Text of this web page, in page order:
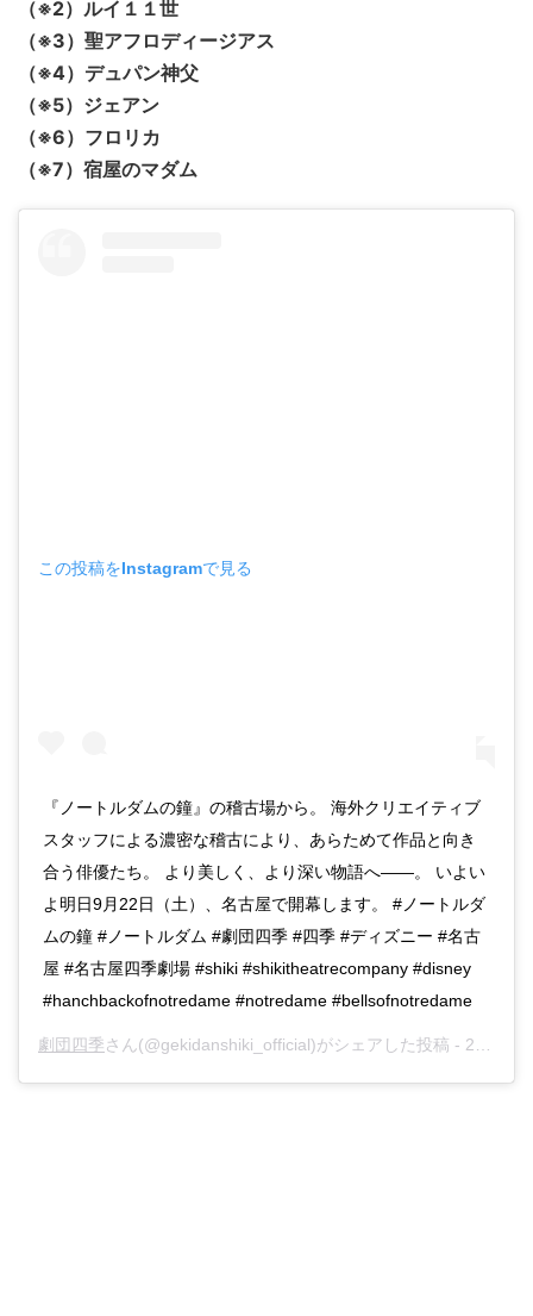
（※2）ルイ１１世
（※3）聖アフロディージアス
（※4）デュパン神父
（※5）ジェアン
（※6）フロリカ
（※7）宿屋のマダム
この投稿をInstagramで見る
『ノートルダムの鐘』の稽古場から。 海外クリエイティブ
スタッフによる濃密な稽古により、あらためて作品と向き
合う俳優たち。 より美しく、より深い物語へ――。 いよい
よ明日9月22日（土）、名古屋で開幕します。 #ノートルダ
ムの鐘 #ノートルダム #劇団四季 #四季 #ディズニー #名古
屋 #名古屋四季劇場 #shiki #shikitheatrecompany #disney
#hanchbackofnotredame #notredame #bellsofnotredame
劇団四季さん(@gekidanshiki_official)がシェアした投稿 - 2018年 9月月21日午前12時06分PDT